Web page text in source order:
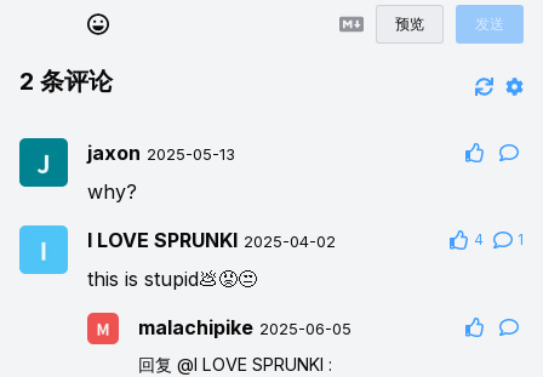
预览 发送
2 条评论
jaxon 2025-05-13
why?
I LOVE SPRUNKI 2025-04-02 4 1
this is stupid💩😡😒
malachipike 2025-06-05
回复 @I LOVE SPRUNKI :